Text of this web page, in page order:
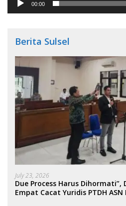
00:00
Berita Sulsel
July 23, 2026
Due Process Harus Dihormati”,
Empat Cacat Yuridis PTDH